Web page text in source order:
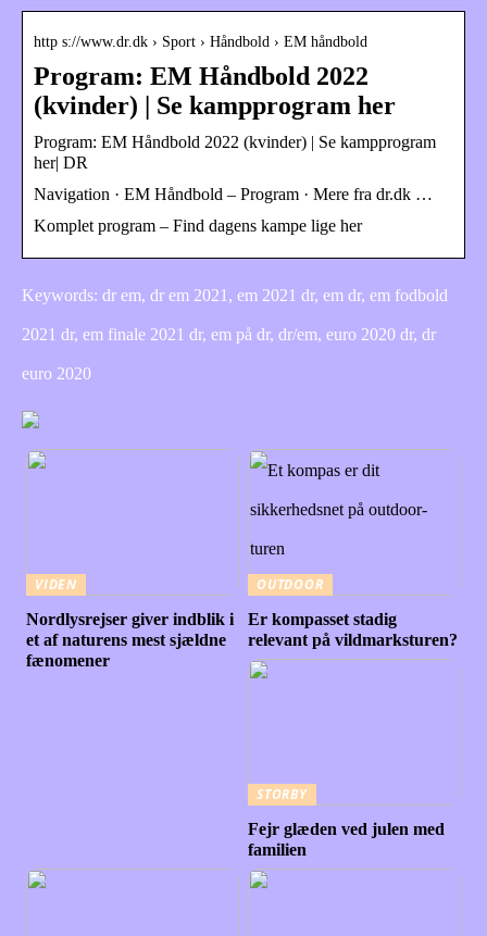
http s://www.dr.dk › Sport › Håndbold › EM håndbold
Program: EM Håndbold 2022
(kvinder) | Se kampprogram her
Program: EM Håndbold 2022 (kvinder) | Se kampprogram
her| DR
Navigation · EM Håndbold – Program · Mere fra dr.dk …
Komplet program – Find dagens kampe lige her
Keywords: dr em, dr em 2021, em 2021 dr, em dr, em fodbold
2021 dr, em finale 2021 dr, em på dr, dr/em, euro 2020 dr, dr
euro 2020
VIDEN
Nordlysrejser giver indblik i
et af naturens mest sjældne
fænomener
OUTDOOR
Er kompasset stadig
relevant på vildmarksturen?
STORBY
Fejr glæden ved julen med
familien